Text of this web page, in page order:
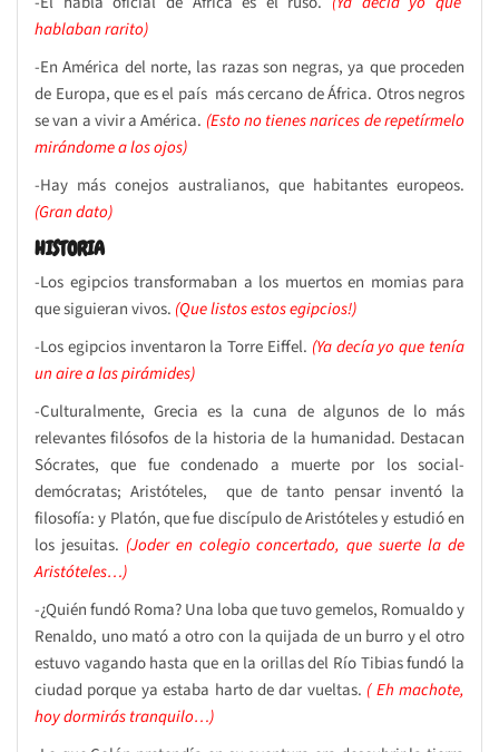
hablaban rarito)
-En América del norte, las razas son negras, ya que proceden
de Europa, que es el país más cercano de África. Otros negros
se van a vivir a América. (Esto no tienes narices de repetírmelo
mirándome a los ojos)
-Hay más conejos australianos, que habitantes europeos.
(Gran dato)
HISTORIA
-Los egipcios transformaban a los muertos en momias para
que siguieran vivos. (Que listos estos egipcios!)
-Los egipcios inventaron la Torre Eiffel. (Ya decía yo que tenía
un aire a las pirámides)
-Culturalmente, Grecia es la cuna de algunos de lo más
relevantes filósofos de la historia de la humanidad. Destacan
Sócrates, que fue condenado a muerte por los social-
demócratas; Aristóteles, que de tanto pensar inventó la
filosofía: y Platón, que fue discípulo de Aristóteles y estudió en
los jesuitas. (Joder en colegio concertado, que suerte la de
Aristóteles…)
-¿Quién fundó Roma? Una loba que tuvo gemelos, Romualdo y
Renaldo, uno mató a otro con la quijada de un burro y el otro
estuvo vagando hasta que en la orillas del Río Tibias fundó la
ciudad porque ya estaba harto de dar vueltas. ( Eh machote,
hoy dormirás tranquilo…)